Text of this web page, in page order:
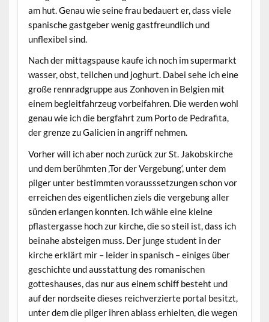
am hut. Genau wie seine frau bedauert er, dass viele
spanische gastgeber wenig gastfreundlich und
unflexibel sind.
Nach der mittagspause kaufe ich noch im supermarkt
wasser, obst, teilchen und joghurt. Dabei sehe ich eine
große rennradgruppe aus Zonhoven in Belgien mit
einem begleitfahrzeug vorbeifahren. Die werden wohl
genau wie ich die bergfahrt zum Porto de Pedrafita,
der grenze zu Galicien in angriff nehmen.
Vorher will ich aber noch zurück zur St. Jakobskirche
und dem berühmten ‚Tor der Vergebung‘, unter dem
pilger unter bestimmten vorausssetzungen schon vor
erreichen des eigentlichen ziels die vergebung aller
sünden erlangen konnten. Ich wähle eine kleine
pflastergasse hoch zur kirche, die so steil ist, dass ich
beinahe absteigen muss. Der junge student in der
kirche erklärt mir – leider in spanisch – einiges über
geschichte und ausstattung des romanischen
gotteshauses, das nur aus einem schiff besteht und
auf der nordseite dieses reichverzierte portal besitzt,
unter dem die pilger ihren ablass erhielten, die wegen